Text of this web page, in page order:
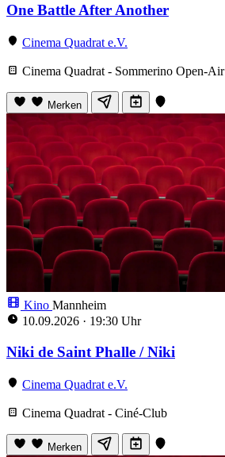
One Battle After Another
Cinema Quadrat e.V.
Cinema Quadrat - Sommerino Open-Air
Merken
Kino Mannheim
10.09.2026 · 19:30 Uhr
Niki de Saint Phalle / Niki
Cinema Quadrat e.V.
Cinema Quadrat - Ciné-Club
Merken